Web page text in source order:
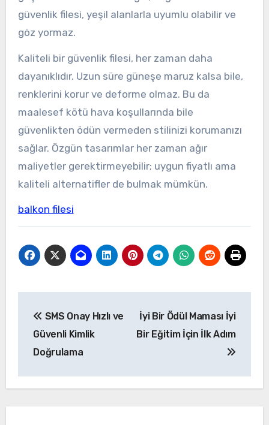
güvenlik filesi, yeşil alanlarla uyumlu olabilir ve
göz yormaz.
Kaliteli bir güvenlik filesi, her zaman daha
dayanıklıdır. Uzun süre güneşe maruz kalsa bile,
renklerini korur ve deforme olmaz. Bu da
maalesef kötü hava koşullarında bile
güvenlikten ödün vermeden stilinizi korumanızı
sağlar. Özgün tasarımlar her zaman ağır
maliyetler gerektirmeyebilir; uygun fiyatlı ama
kaliteli alternatifler de bulmak mümkün.
balkon filesi
gezinmesi
SMS Onay Hızlı ve
Güvenli Kimlik
Doğrulama
İyi Bir Ödül Maması İyi
Bir Eğitim İçin İlk Adım